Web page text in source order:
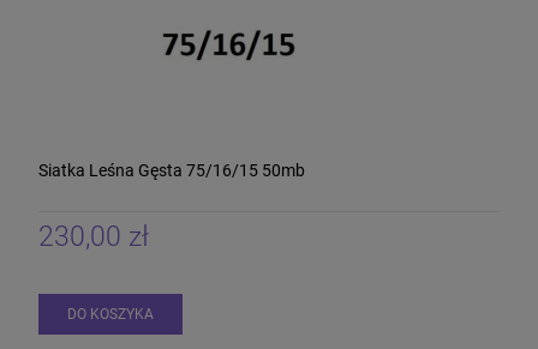
Siatka Leśna Gęsta 75/16/15 50mb
230,00 zł
DO KOSZYKA